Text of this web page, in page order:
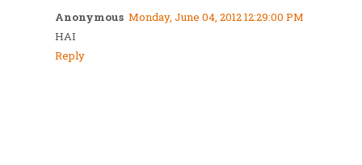
Anonymous Monday, June 04, 2012 12:29:00 PM
HAI
Reply